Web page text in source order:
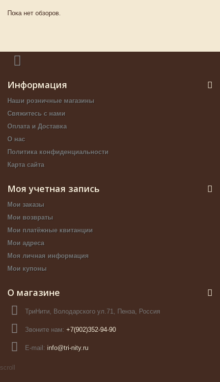
Пока нет обзоров.
Информация
Наши розничные магазины
Свяжитесь с нами
Оплата и Доставка
О нас
Политика конфиденциальности
Карта сайта
Моя учетная запись
Мои заказы
Мои возвраты
Мои платёжные квитанции
Мои адреса
Моя личная информация
Мои купоны
О магазине
ТриНити, Володарского ул.71, Пенза, Россия
Звоните нам: +7(902)352-94-90
E-mail: info@tri-nity.ru
scroll